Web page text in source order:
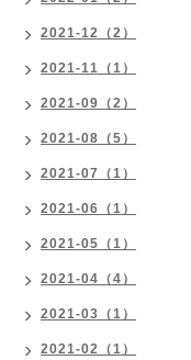
2021-12（2）
2021-11（1）
2021-09（2）
2021-08（5）
2021-07（1）
2021-06（1）
2021-05（1）
2021-04（4）
2021-03（1）
2021-02（1）